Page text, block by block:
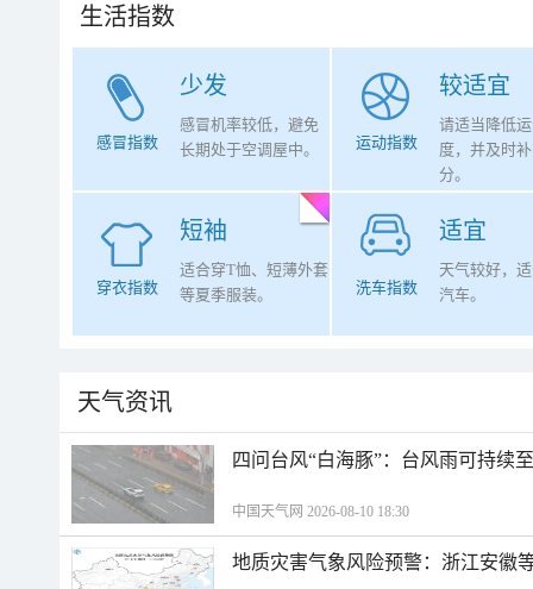
生活指数
少发
感冒指数
感冒机率较低，避免
长期处于空调屋中。
较适宜
运动指数
请适当降低
度，并及时
分。
短袖
穿衣指数
适合穿T恤、短薄外套
等夏季服装。
适宜
洗车指数
天气较好，
汽车。
天气资讯
四问台风“白海豚”：台风雨可持续
中国天气网 2026-08-10 18:30
地质灾害气象风险预警：浙江安徽